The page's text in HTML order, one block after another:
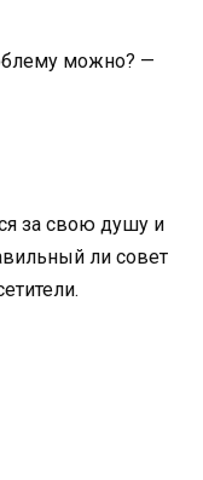
можно? —
за свою душу и
ли совет